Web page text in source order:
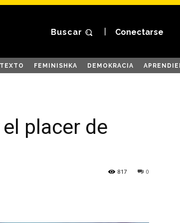
Buscar Conectarse
FEMINISHKA DEMOKRACIA
placer de
0
817